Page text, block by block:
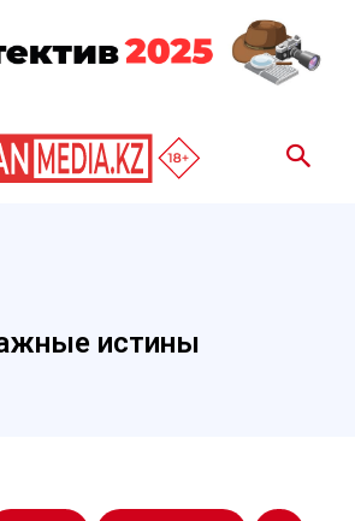
истины